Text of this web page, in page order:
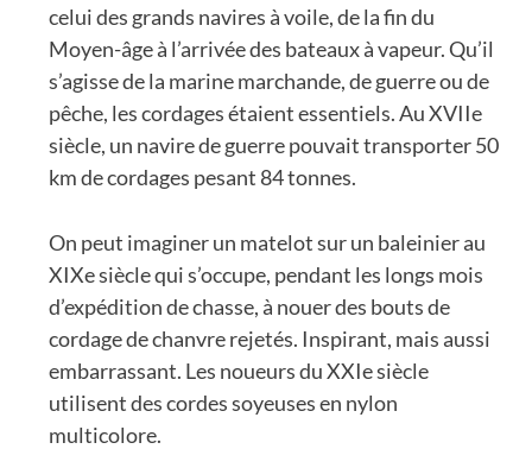
celui des grands navires à voile, de la fin du
Moyen-âge à l’arrivée des bateaux à vapeur. Qu’il
s’agisse de la marine marchande, de guerre ou de
pêche, les cordages étaient essentiels. Au XVIIe
siècle, un navire de guerre pouvait transporter 50
km de cordages pesant 84 tonnes.
On peut imaginer un matelot sur un baleinier au
XIXe siècle qui s’occupe, pendant les longs mois
d’expédition de chasse, à nouer des bouts de
cordage de chanvre rejetés. Inspirant, mais aussi
embarrassant. Les noueurs du XXIe siècle
utilisent des cordes soyeuses en nylon
multicolore.